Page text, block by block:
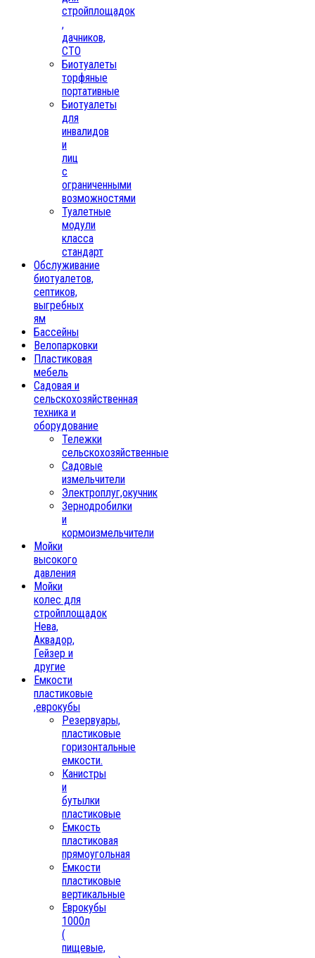
стройплощадок
,
дачников,
СТО
Биотуалеты
торфяные
портативные
Биотуалеты
для
инвалидов
и
лиц
с
ограниченными
возможностями
Туалетные
модули
класса
стандарт
Обслуживание
биотуалетов,
септиков,
выгребных
ям
Бассейны
Велопарковки
Пластиковая
мебель
Садовая и
сельскохозяйственная
техника и
оборудование
Тележки
сельскохозяйственные
Садовые
измельчители
Электроплуг,окучник
Зернодробилки
и
кормоизмельчители
Мойки
высокого
давления
Мойки
колес для
стройплощадок
Нева,
Аквадор,
Гейзер и
другие
Емкости
пластиковые
,еврокубы
Резервуары,
пластиковые
горизонтальные
емкости.
Канистры
и
бутылки
пластиковые
Емкость
пластиковая
прямоугольная
Емкости
пластиковые
вертикальные
Еврокубы
1000л
(
пищевые,